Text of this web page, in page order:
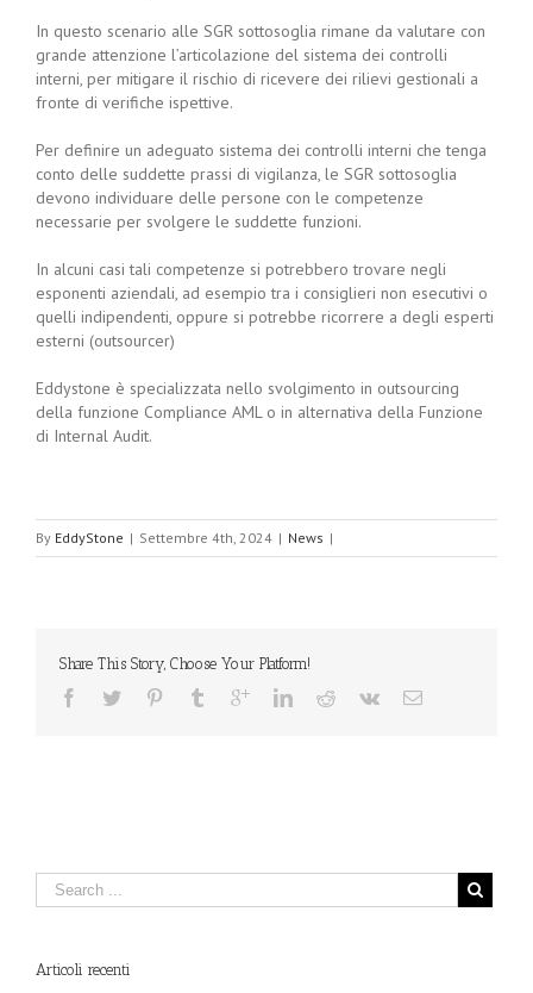
In questo scenario alle SGR sottosoglia rimane da valutare con
grande attenzione l’articolazione del sistema dei controlli
interni, per mitigare il rischio di ricevere dei rilievi gestionali a
fronte di verifiche ispettive.
Per definire un adeguato sistema dei controlli interni che tenga
conto delle suddette prassi di vigilanza, le SGR sottosoglia
devono individuare delle persone con le competenze
necessarie per svolgere le suddette funzioni.
In alcuni casi tali competenze si potrebbero trovare negli
esponenti aziendali, ad esempio tra i consiglieri non esecutivi o
quelli indipendenti, oppure si potrebbe ricorrere a degli esperti
esterni (outsourcer)
Eddystone è specializzata nello svolgimento in outsourcing
della funzione Compliance AML o in alternativa della Funzione
di Internal Audit.
By EddyStone | Settembre 4th, 2024 | News |
Share This Story, Choose Your Platform!
Articoli recenti